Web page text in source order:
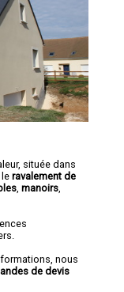
située dans
ravalement de
manoirs
nous
de devis